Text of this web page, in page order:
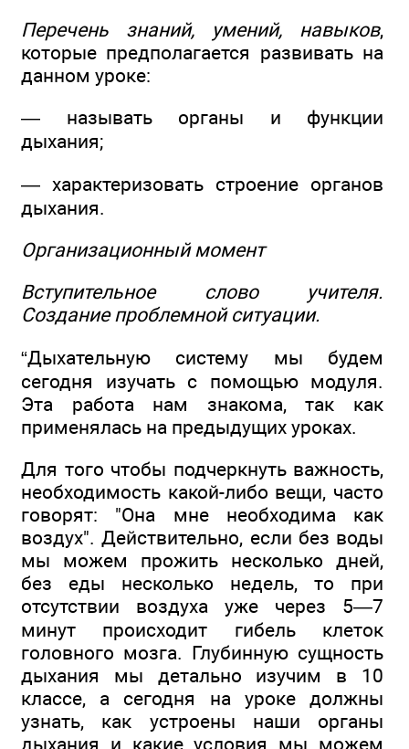
Перечень знаний, умений, навыков,
которые предполагается развивать на
данном уроке:
— называть органы и функции
дыхания;
— характеризовать строение органов
дыхания.
Организационный момент
Вступительное слово учителя.
Создание проблемной ситуации.
“Дыхательную систему мы будем
сегодня изучать с помощью модуля.
Эта работа нам знакома, так как
применялась на предыдущих уроках.
Для того чтобы подчеркнуть важность,
необходимость какой-либо вещи, часто
говорят: "Она мне необходима как
воздух". Действительно, если без воды
мы можем прожить несколько дней,
без еды несколько недель, то при
отсутствии воздуха уже через 5—7
минут происходит гибель клеток
головного мозга. Глубинную сущность
дыхания мы детально изучим в 10
классе, а сегодня на уроке должны
узнать, как устроены наши органы
дыхания и какие условия мы можем